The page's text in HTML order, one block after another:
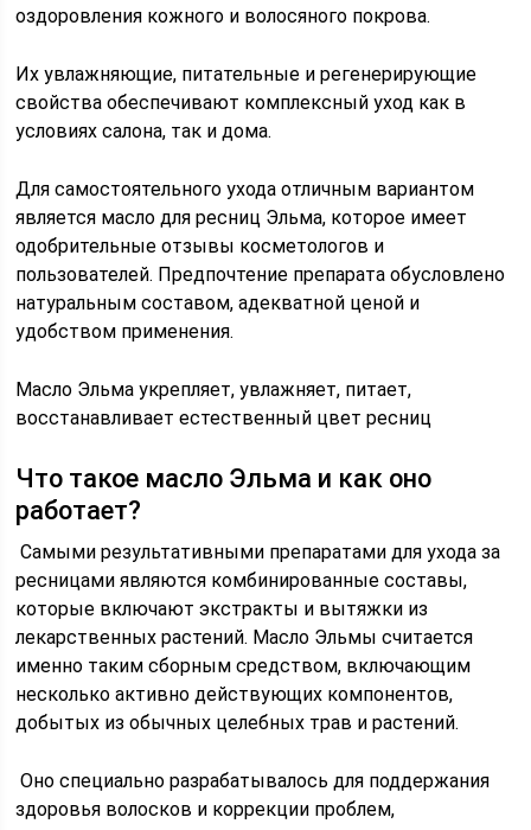
оздоровления кожного и волосяного покрова.
Их увлажняющие, питательные и регенерирующие
свойства обеспечивают комплексный уход как в
условиях салона, так и дома.
Для самостоятельного ухода отличным вариантом
является масло для ресниц Эльма, которое имеет
одобрительные отзывы косметологов и
пользователей. Предпочтение препарата обусловлено
натуральным составом, адекватной ценой и
удобством применения.
Масло Эльма укрепляет, увлажняет, питает,
восстанавливает естественный цвет ресниц
Что такое масло Эльма и как оно
работает?
Самыми результативными препаратами для ухода за
ресницами являются комбинированные составы,
которые включают экстракты и вытяжки из
лекарственных растений. Масло Эльмы считается
именно таким сборным средством, включающим
несколько активно действующих компонентов,
добытых из обычных целебных трав и растений.
Оно специально разрабатывалось для поддержания
здоровья волосков и коррекции проблем,